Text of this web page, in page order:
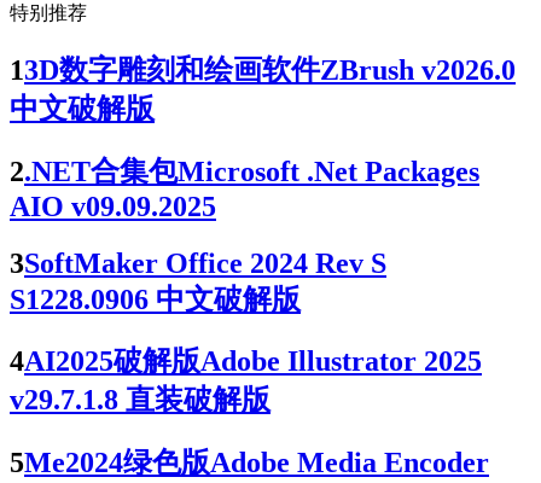
特别推荐
13D数字雕刻和绘画软件ZBrush v2026.0
中文破解版
2.NET合集包Microsoft .Net Packages
AIO v09.09.2025
3SoftMaker Office 2024 Rev S
S1228.0906 中文破解版
4AI2025破解版Adobe Illustrator 2025
v29.7.1.8 直装破解版
5Me2024绿色版Adobe Media Encoder